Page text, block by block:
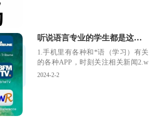
听说语言专业的学生都是这样，是真的吗？
1.手机里有各种和*语（学习）有关
的各种APP，时刻关注相关新闻2.w
ord文档
2024-2-2